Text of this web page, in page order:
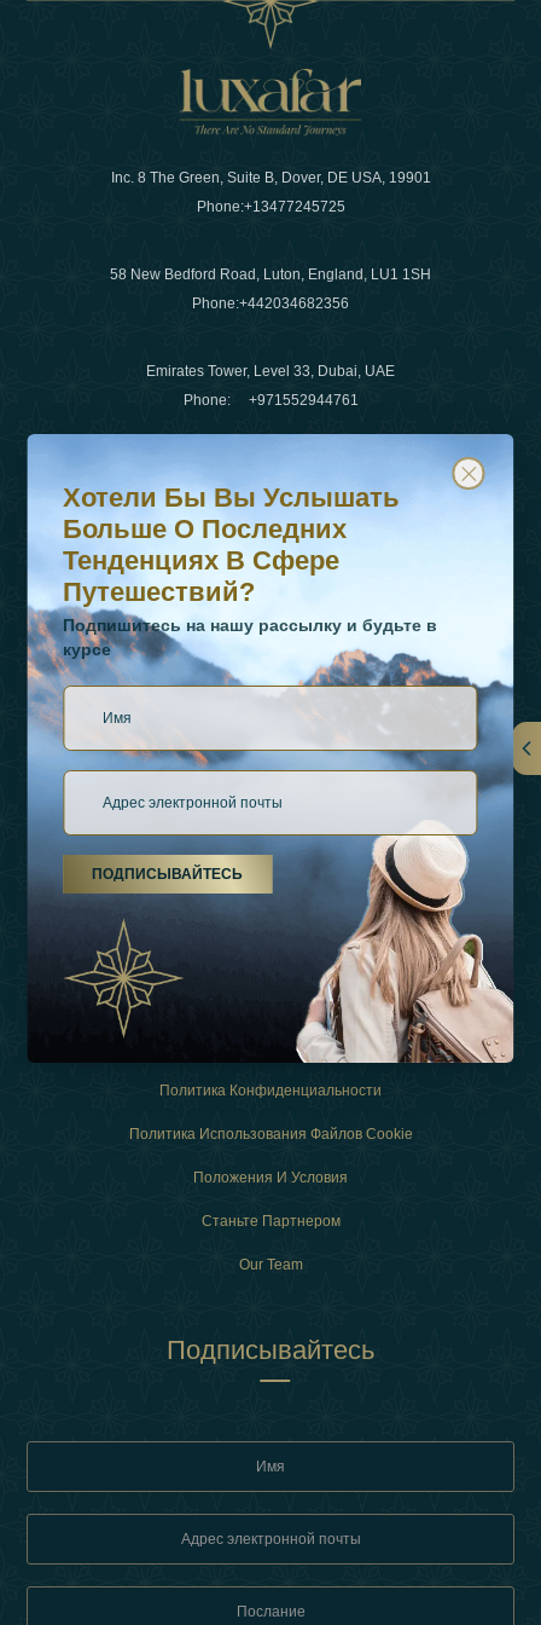
Inc. 8 The Green, Suite B, Dover, DE USA, 19901
Phone:+13477245725
58 New Bedford Road, Luton, England, LU1 1SH
Phone:+442034682356
Emirates Tower, Level 33, Dubai, UAE
Phone: +971552944761
WhatsApp Нет :+442034682356
+971552944761
О Нас
Виды Отдыха
Связаться
Политика Конфиденциальности
Политика Использования Файлов Cookie
Положения И Условия
Станьте Партнером
Our Team
Подписывайтесь
Хотели бы вы услышать больше о последних
Подпишитесь на нашу рассылку и будьте в курсе
Хотели Бы Вы Услышать
Больше О Последних
Тенденциях В Сфере
Путешествий?
Подпишитесь на нашу рассылку и будьте в
курсе
ПОДПИСЫВАЙТЕСЬ